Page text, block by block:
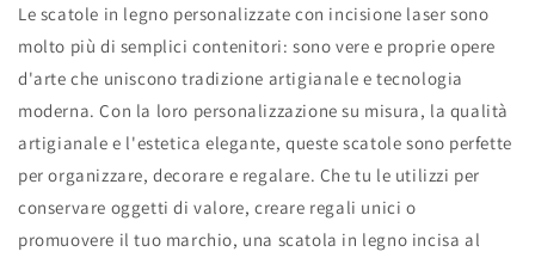
Le scatole in legno personalizzate con incisione laser sono
molto più di semplici contenitori: sono vere e proprie opere
d'arte che uniscono tradizione artigianale e tecnologia
moderna. Con la loro personalizzazione su misura, la qualità
artigianale e l'estetica elegante, queste scatole sono perfette
per organizzare, decorare e regalare. Che tu le utilizzi per
conservare oggetti di valore, creare regali unici o
promuovere il tuo marchio, una scatola in legno incisa al